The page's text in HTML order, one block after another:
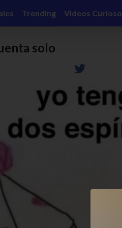
Trending Videos
solo